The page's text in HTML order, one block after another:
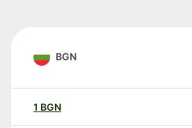
BGN
1 BGN